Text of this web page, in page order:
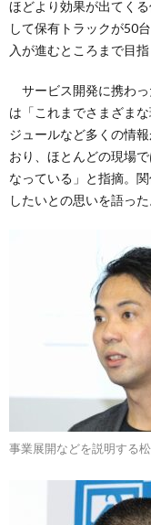
ほどより効果が出てく
して保有トラックが50
入が進むところまで目
サービス開発に携わっ
は「これまでさまざま
ジュールなど多くの情
おり、ほとんどの現場
なっている」と指摘。
したいとの思いを語った
事業展開などを説明する